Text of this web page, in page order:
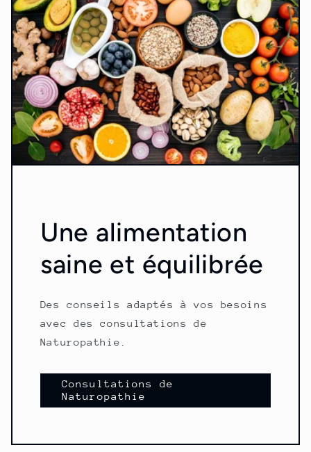
Une alimentation
saine et équilibrée
Des conseils adaptés à vos besoins
avec des consultations de
Naturopathie.
Consultations de
Naturopathie